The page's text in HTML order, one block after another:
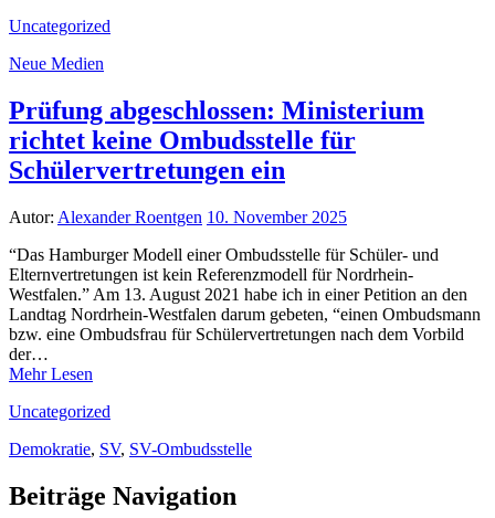
Uncategorized
Neue Medien
Prüfung abgeschlossen: Ministerium
richtet keine Ombudsstelle für
Schülervertretungen ein
Autor: Alexander Roentgen 10. November 2025
“Das Hamburger Modell einer Ombudsstelle für Schüler- und
Elternvertretungen ist kein Referenzmodell für Nordrhein-
Westfalen.” Am 13. August 2021 habe ich in einer Petition an den
Landtag Nordrhein-Westfalen darum gebeten, “einen Ombudsmann
bzw. eine Ombudsfrau für Schülervertretungen nach dem Vorbild
der…
Mehr Lesen
Uncategorized
Demokratie, SV, SV-Ombudsstelle
Beiträge Navigation